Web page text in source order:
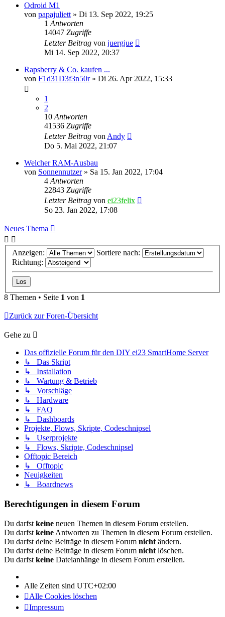
Odroid M1
von papajuliett » Di 13. Sep 2022, 19:25
1 Antworten
14047 Zugriffe
Letzter Beitrag von juergjue
Mi 14. Sep 2022, 20:37
Rapsberry & Co. kaufen ...
von F1d31D3f3n50r» Di 26. Apr 2022, 15:33
1
2
10 Antworten
41536 Zugriffe
Letzter Beitrag von Andy
Do 5. Mai 2022, 21:07
Welcher RAM-Ausbau
von Sonnennutzer» Sa 15. Jan 2022, 17:04
4 Antworten
22843 Zugriffe
Letzter Beitrag von ei23felix
So 23. Jan 2022, 17:08
Neues Thema
Anzeigen:
Sortiere nach:
Richtung:
8 Themen • Seite 1 von 1
Zurück zur Foren-Übersicht
Gehe zu
Das offizielle Forum für den DIY ei23 SmartHome Server
↳ Das Skript
↳ Installation
↳ Wartung & Betrieb
↳ Vorschläge
↳ Hardware
↳ FAQ
↳ Dashboards
Projekte, Flows, Skripte, Codeschnipsel
↳ Userprojekte
↳ Flows, Skripte, Codeschnipsel
Offtopic Bereich
↳ Offtopic
Neuigkeiten
↳ Boardnews
Berechtigungen in diesem Forum
Du darfst keine neuen Themen in diesem Forum erstellen.
Du darfst keine Antworten zu Themen in diesem Forum erstellen.
Du darfst deine Beiträge in diesem Forum nicht ändern.
Du darfst deine Beiträge in diesem Forum nicht löschen.
Du darfst keine Dateianhänge in diesem Forum erstellen.
Alle Zeiten sind UTC+02:00
Alle Cookies löschen
Impressum